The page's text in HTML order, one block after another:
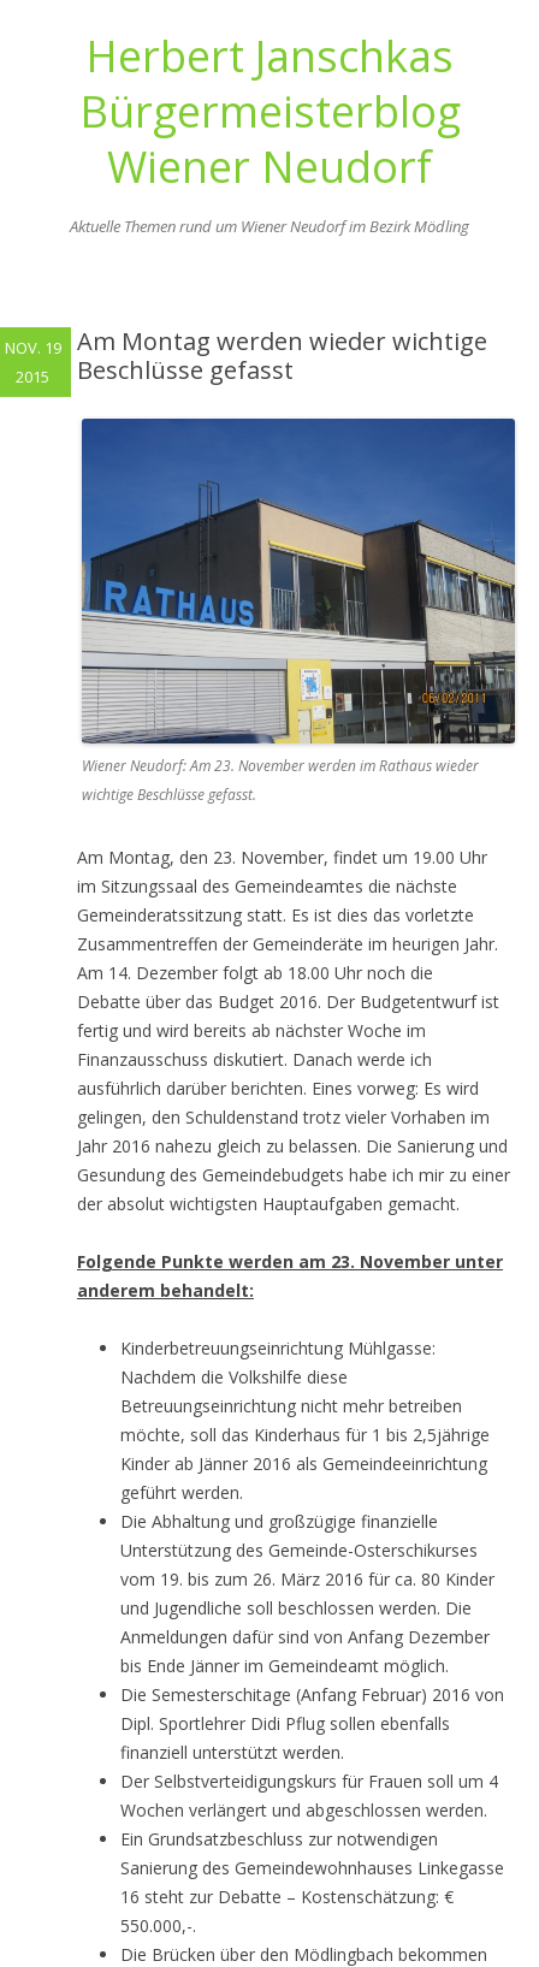
Herbert Janschkas
Bürgermeisterblog
Wiener Neudorf
Aktuelle Themen rund um Wiener Neudorf im Bezirk Mödling
Am Montag werden wieder wichtige
Beschlüsse gefasst
Wiener Neudorf: Am 23. November werden im Rathaus wieder
wichtige Beschlüsse gefasst.
Am Montag, den 23. November, findet um 19.00 Uhr
im Sitzungssaal des Gemeindeamtes die nächste
Gemeinderatssitzung statt. Es ist dies das vorletzte
Zusammentreffen der Gemeinderäte im heurigen Jahr.
Am 14. Dezember folgt ab 18.00 Uhr noch die
Debatte über das Budget 2016. Der Budgetentwurf ist
fertig und wird bereits ab nächster Woche im
Finanzausschuss diskutiert. Danach werde ich
ausführlich darüber berichten. Eines vorweg: Es wird
gelingen, den Schuldenstand trotz vieler Vorhaben im
Jahr 2016 nahezu gleich zu belassen. Die Sanierung und
Gesundung des Gemeindebudgets habe ich mir zu einer
der absolut wichtigsten Hauptaufgaben gemacht.
Folgende Punkte werden am 23. November unter
anderem behandelt:
Kinderbetreuungseinrichtung Mühlgasse:
Nachdem die Volkshilfe diese
Betreuungseinrichtung nicht mehr betreiben
möchte, soll das Kinderhaus für 1 bis 2,5jährige
Kinder ab Jänner 2016 als Gemeindeeinrichtung
geführt werden.
Die Abhaltung und großzügige finanzielle
Unterstützung des Gemeinde-Osterschikurses
vom 19. bis zum 26. März 2016 für ca. 80 Kinder
und Jugendliche soll beschlossen werden. Die
Anmeldungen dafür sind von Anfang Dezember
bis Ende Jänner im Gemeindeamt möglich.
Die Semesterschitage (Anfang Februar) 2016 von
Dipl. Sportlehrer Didi Pflug sollen ebenfalls
finanziell unterstützt werden.
Der Selbstverteidigungskurs für Frauen soll um 4
Wochen verlängert und abgeschlossen werden.
Ein Grundsatzbeschluss zur notwendigen
Sanierung des Gemeindewohnhauses Linkegasse
16 steht zur Debatte – Kostenschätzung: €
550.000,-.
Die Brücken über den Mödlingbach bekommen
NOV. 19
2015